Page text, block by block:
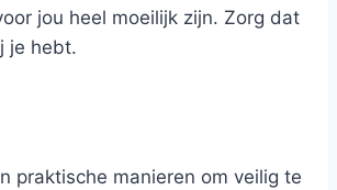
jou heel moeilijk zijn. Zorg dat
je hebt.
praktische manieren om veilig te